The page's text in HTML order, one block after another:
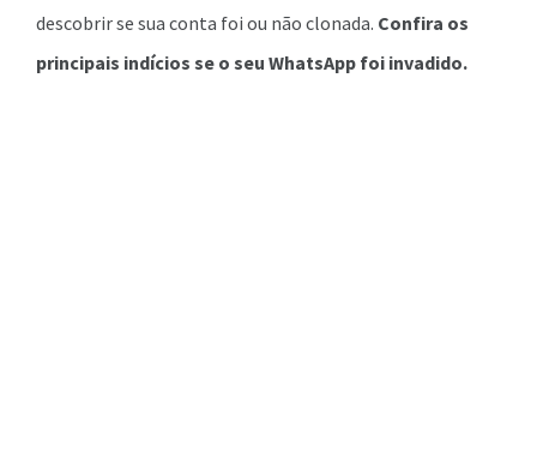
descobrir se sua conta foi ou não clonada. Confira os
principais indícios se o seu WhatsApp foi invadido.